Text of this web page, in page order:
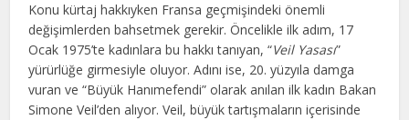
Konu kürtaj hakkıyken Fransa geçmişindeki önemli
değişimlerden bahsetmek gerekir. Öncelikle ilk adım, 17
Ocak 1975’te kadınlara bu hakkı tanıyan, “Veil Yasası”
yürürlüğe girmesiyle oluyor. Adını ise, 20. yüzyıla damga
vuran ve “Büyük Hanımefendi” olarak anılan ilk kadın Bakan
Simone Veil’den alıyor. Veil, büyük tartışmaların içerisinde